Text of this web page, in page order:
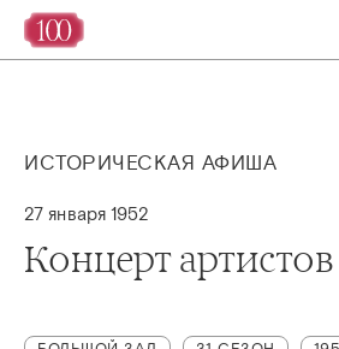
ИСТОРИЧЕСКАЯ АФИША
27 января 1952
Концерт